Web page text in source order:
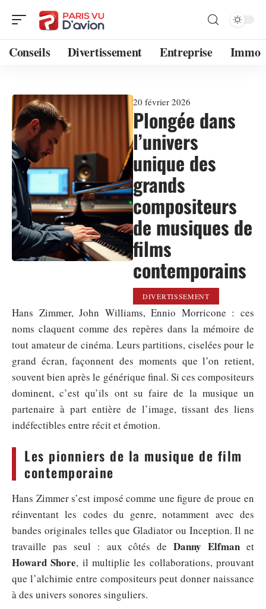
Conseils Divertissement Entreprise Immo
20 février 2026
Plongée dans
l’univers
unique des
grands
compositeurs
de musiques de
films
contemporains
DIVERTISSEMENT
Hans Zimmer, John Williams, Ennio Morricone : ces
noms claquent comme des repères dans la mémoire de
tout amateur de cinéma. Leurs partitions, ciselées pour le
grand écran, façonnent des moments que l’on retient,
souvent bien après le générique final. Si ces compositeurs
dominent, c’est qu’ils ont su faire de la musique un
partenaire à part entière de l’image, tissant des liens
indéfectibles entre récit et émotion.
Les pionniers de la musique de film
contemporaine
Hans Zimmer s’est imposé comme une figure de proue en
réinventant les codes du genre, notamment avec des
bandes originales telles que Gladiator ou Inception. Il ne
travaille pas seul : aux côtés deDanny Elfman et
Howard Shore, il multiplie les collaborations, prouvant
que l’alchimie entre compositeurs peut donner naissance
à des univers sonores singuliers.